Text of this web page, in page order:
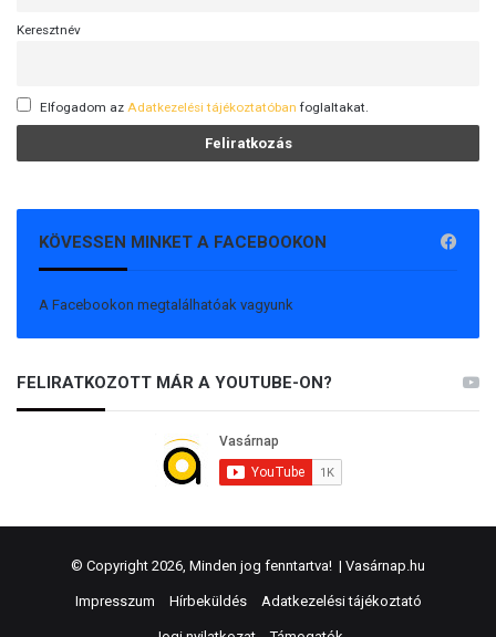
Keresztnév
Elfogadom az Adatkezelési tájékoztatóban foglaltakat.
KÖVESSEN MINKET A FACEBOOKON
A Facebookon megtalálhatóak vagyunk
FELIRATKOZOTT MÁR A YOUTUBE-ON?
© Copyright 2026, Minden jog fenntartva! | Vasárnap.hu
Impresszum Hírbeküldés Adatkezelési tájékoztató